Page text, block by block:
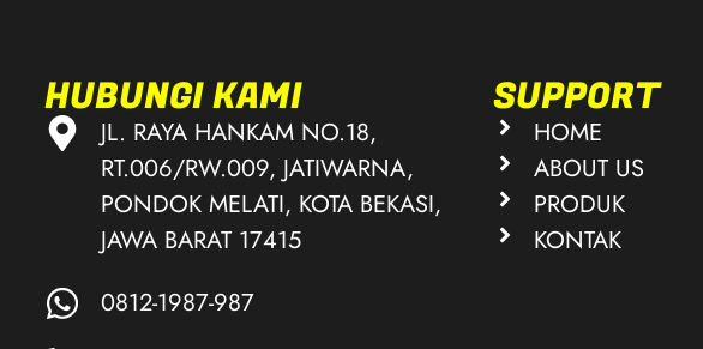
HUBUNGI KAMI
JL. RAYA HANKAM NO.18,
RT.006/RW.009, JATIWARNA,
PONDOK MELATI, KOTA BEKASI,
JAWA BARAT 17415
0812-1987-987
SUPPORT
HOME
ABOUT US
PRODUK
KONTAK